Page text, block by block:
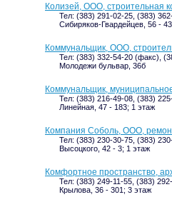
Колизей, ООО, строительная
Тел: (383) 291-02-25, (383)
Сибиряков-Гвардейцев, 56 -
Коммунальщик, ООО,
Тел: (383) 332-54-20 (факс),
Молодежи бульвар, 36б
Коммунальщик,
Тел: (383) 216-49-08, (383)
Линейная, 47 - 183; 1 этаж
Компания Соболь, ООО,
Тел: (383) 230-30-75, (383)
Высоцкого, 42 - 3; 1 этаж
Комфортное пространство,
Тел: (383) 249-11-55, (383)
Крылова, 36 - 301; 3 этаж